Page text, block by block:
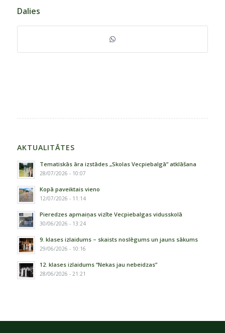
Dalies
AKTUALITĀTES
Tematiskās āra izstādes „Skolas Vecpiebalgā” atklāšana
28/07/2026 - 10:07
Kopā paveiktais vieno
12/07/2026 - 11:14
Pieredzes apmaiņas vizīte Vecpiebalgas vidusskolā
30/06/2026 - 13:24
9. klases izlaidums – skaists noslēgums un jauns sākums
29/06/2026 - 10:16
12. klases izlaidums “Nekas jau nebeidzas”
28/06/2026 - 21:21